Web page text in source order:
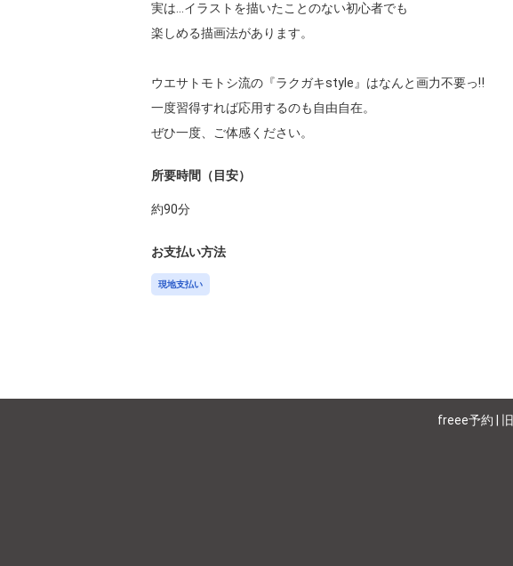
実は…イラストを描いたことのない初心者でも
楽しめる描画法があります。
ウエサトモトシ流の『ラクガキstyle』はなんと画力不要っ‼︎
一度習得すれば応用するのも自由自在。
ぜひ一度、ご体感ください。
所要時間（目安）
約90分
お支払い方法
現地支払い
freee予約 |